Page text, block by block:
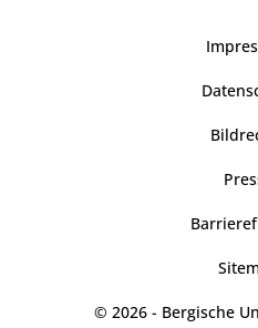
© 2026 - Bergische